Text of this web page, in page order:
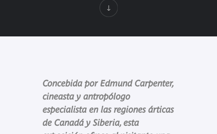
Concebida por Edmund Carpenter,
cineasta y antropólogo
especialista en las regiones árticas
de Canadá y Siberia, esta